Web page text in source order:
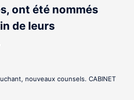
ont été nommés
de leurs
nouveaux counsels. CABINET